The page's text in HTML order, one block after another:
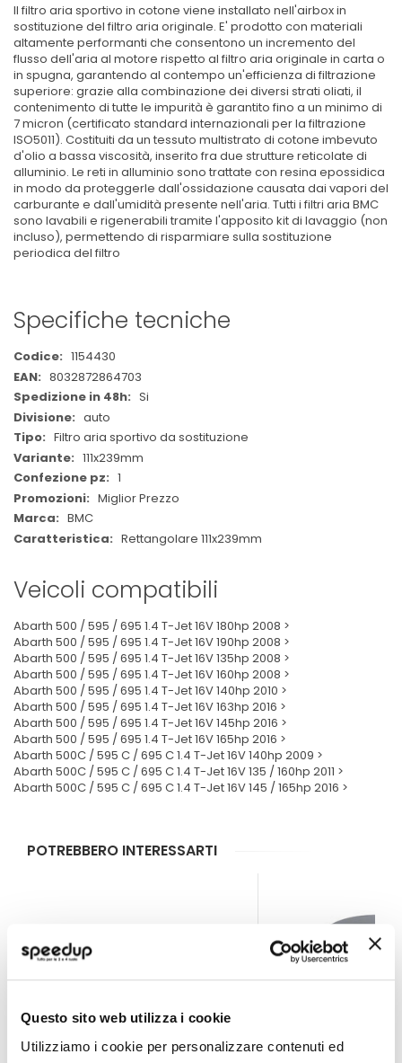
Questo sito web utilizza i cookie
Utilizziamo i cookie per personalizzare contenuti ed
Il filtro aria sportivo in cotone viene installato nell'airbox in
sostituzione del filtro aria originale. E' prodotto con materiali
altamente performanti che consentono un incremento del
flusso dell'aria al motore rispetto al filtro aria originale in carta o
in spugna, garantendo al contempo un'efficienza di filtrazione
superiore: grazie alla combinazione dei diversi strati oliati, il
contenimento di tutte le impurità è garantito fino a un minimo di
7 micron (certificato standard internazionali per la filtrazione
ISO5011). Costituiti da un tessuto multistrato di cotone imbevuto
d'olio a bassa viscosità, inserito fra due strutture reticolate di
alluminio. Le reti in alluminio sono trattate con resina epossidica
in modo da proteggerle dall'ossidazione causata dai vapori del
carburante e dall'umidità presente nell'aria. Tutti i filtri aria BMC
sono lavabili e rigenerabili tramite l'apposito kit di lavaggio (non
incluso), permettendo di risparmiare sulla sostituzione
periodica del filtro
Specifiche tecniche
Maggiori
Informazioni
1154430
8032872864703
Si
auto
Filtro aria sportivo da sostituzione
111x239mm
1
Miglior Prezzo
BMC
Rettangolare 111x239mm
Veicoli compatibili
Abarth 500 / 595 / 695 1.4 T-Jet 16V 180hp 2008 >
Abarth 500 / 595 / 695 1.4 T-Jet 16V 190hp 2008 >
Abarth 500 / 595 / 695 1.4 T-Jet 16V 135hp 2008 >
Abarth 500 / 595 / 695 1.4 T-Jet 16V 160hp 2008 >
Abarth 500 / 595 / 695 1.4 T-Jet 16V 140hp 2010 >
Abarth 500 / 595 / 695 1.4 T-Jet 16V 163hp 2016 >
Abarth 500 / 595 / 695 1.4 T-Jet 16V 145hp 2016 >
Abarth 500 / 595 / 695 1.4 T-Jet 16V 165hp 2016 >
Abarth 500C / 595 C / 695 C 1.4 T-Jet 16V 140hp 2009 >
Abarth 500C / 595 C / 695 C 1.4 T-Jet 16V 135 / 160hp 2011 >
Abarth 500C / 595 C / 695 C 1.4 T-Jet 16V 145 / 165hp 2016 >
POTREBBERO INTERESSARTI